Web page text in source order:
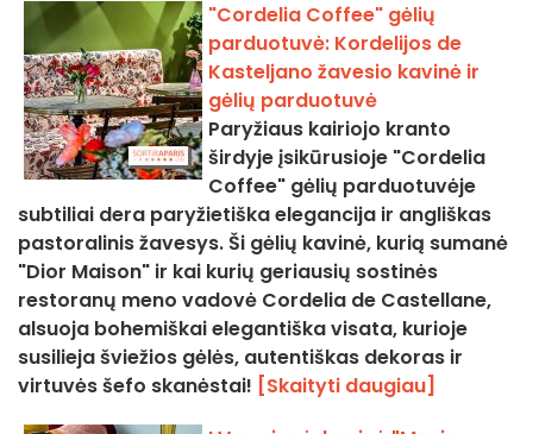
"Cordelia Coffee" gėlių
parduotuvė: Kordelijos de
Kasteljano žavesio kavinė ir
gėlių parduotuvė
Paryžiaus kairiojo kranto
širdyje įsikūrusioje "Cordelia
Coffee" gėlių parduotuvėje
subtiliai dera paryžietiška elegancija ir angliškas
pastoralinis žavesys. Ši gėlių kavinė, kurią sumanė
"Dior Maison" ir kai kurių geriausių sostinės
restoranų meno vadovė Cordelia de Castellane,
alsuoja bohemiškai elegantiška visata, kurioje
susilieja šviežios gėlės, autentiškas dekoras ir
virtuvės šefo skanėstai! [Skaityti daugiau]